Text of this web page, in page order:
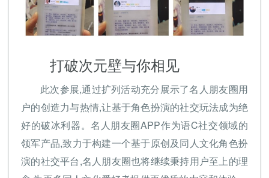
打破次元壁与你相见
此次参展,通过扩列活动充分展示了名人朋友圈用
户的创造力与热情,让基于角色扮演的社交玩法成为绝
好的破冰利器。名人朋友圈APP作为语C社交领域的
领军产品,致力于构建一个基于原创及同人文化角色扮
演的社交平台,名人朋友圈也将继续秉持用户至上的理